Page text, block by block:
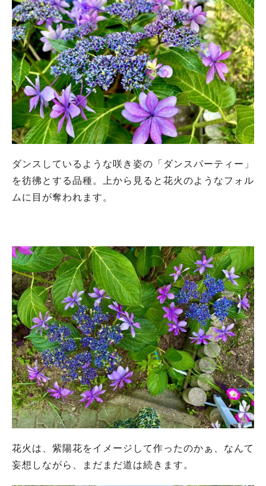
ダンスしているような咲き姿の「ダンスパーティー」
を彷彿とする品種。上から見ると花火のようなフォル
ムに目が奪われます。
花火は、紫陽花をイメージして作ったのかぁ、なんて
妄想しながら、まだまだ道は続きます。